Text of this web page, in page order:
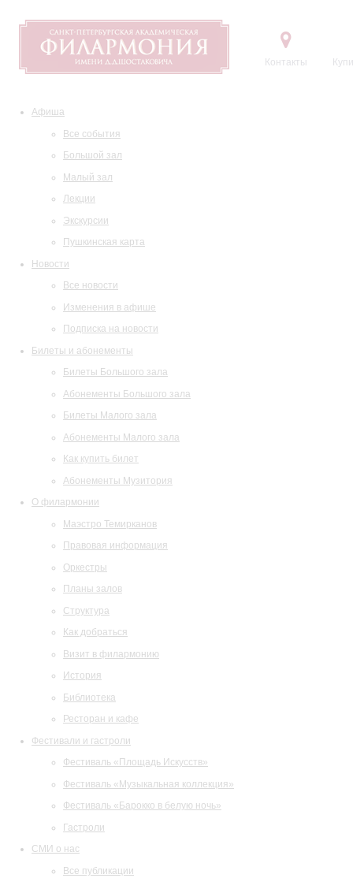
Контакты
Афиша
Все события
Большой зал
Малый зал
Лекции
Экскурсии
Пушкинская карта
Новости
Все новости
Изменения в афише
Подписка на новости
Билеты и абонементы
Билеты Большого зала
Абонементы Большого зала
Билеты Малого зала
Абонементы Малого зала
Как купить билет
Абонементы Музитория
О филармонии
Маэстро Темирканов
Правовая информация
Оркестры
Планы залов
Структура
Как добраться
Визит в филармонию
История
Библиотека
Ресторан и кафе
Фестивали и гастроли
Фестиваль «Площадь Искусств»
Фестиваль «Музыкальная коллекция»
Фестиваль «Барокко в белую ночь»
Гастроли
СМИ о нас
Все публикации